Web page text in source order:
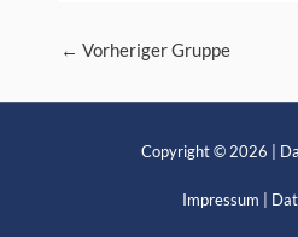
Post
← Vorheriger Gruppe
Copyright © 2026 |
Impressum